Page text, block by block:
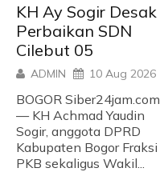
KH Ay Sogir Desak
Perbaikan SDN
Cilebut 05
ADMIN 10 Aug 2026
BOGOR Siber24jam.com
— KH Achmad Yaudin
Sogir, anggota DPRD
Kabupaten Bogor Fraksi
PKB sekaligus Wakil...